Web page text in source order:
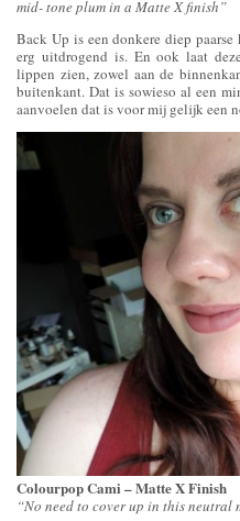
mid- tone plum in a Matte X finish”
Back Up is een donkere diep
erg uitdrogend is. En ook laat
lippen zien, zowel aan de
buitenkant. Dat is sowieso al een
aanvoelen dat is voor mij gelijk een
Colourpop Cami – Matte X Finish
“No need to cover up in this